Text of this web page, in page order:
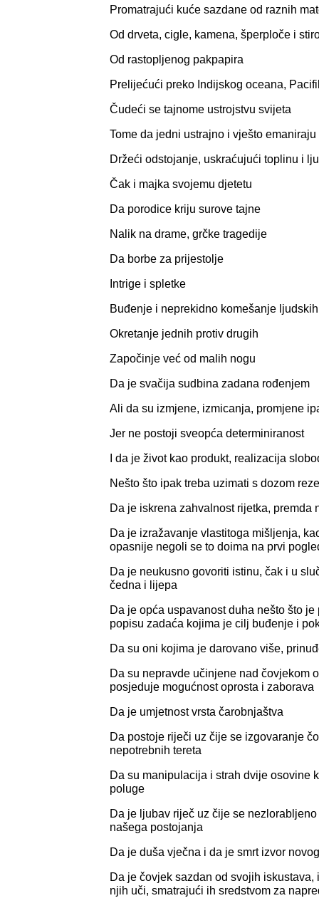
Promatrajući kuće sazdane od raznih
Od drveta, cigle, kamena, šperploče i
Od rastopljenog pakpapira
Prelijećući preko Indijskog oceana,
Čudeći se tajnome ustrojstvu svijeta
Tome da jedni ustrajno i vješto
Držeći odstojanje, uskraćujući toplinu i
Čak i majka svojemu djetetu
Da porodice kriju surove tajne
Nalik na drame, grčke tragedije
Da borbe za prijestolje
Intrige i spletke
Buđenje i neprekidno komešanje
Okretanje jednih protiv drugih
Započinje već od malih nogu
Da je svačija sudbina zadana rođenjem
Ali da su izmjene, izmicanja, promjene
Jer ne postoji sveopća determiniranost
I da je život kao produkt, realizacija
Nešto što ipak treba uzimati s dozom
Da je iskrena zahvalnost rijetka, premda
Da je izražavanje vlastitoga mišljenja,
opasnije negoli se to doima na prvi
Da je neukusno govoriti istinu, čak i u
čedna i lijepa
Da je opća uspavanost duha nešto što
popisu zadaća kojima je cilj buđenje i
Da su oni kojima je darovano više,
Da su nepravde učinjene nad čovjekom
posjeduje mogućnost oprosta i zaborava
Da je umjetnost vrsta čarobnjaštva
Da postoje riječi uz čije se izgovaranje
nepotrebnih tereta
Da su manipulacija i strah dvije osovine
poluge
Da je ljubav riječ uz čije se
našega postojanja
Da je duša vječna i da je smrt izvor
Da je čovjek sazdan od svojih iskustava,
njih uči, smatrajući ih sredstvom za